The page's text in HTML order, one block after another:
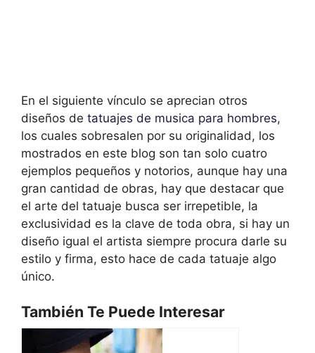
En el siguiente vínculo se aprecian otros
diseños de tatuajes de musica para hombres,
los cuales sobresalen por su originalidad, los
mostrados en este blog son tan solo cuatro
ejemplos pequeños y notorios, aunque hay una
gran cantidad de obras, hay que destacar que
el arte del tatuaje busca ser irrepetible, la
exclusividad es la clave de toda obra, si hay un
diseño igual el artista siempre procura darle su
estilo y firma, esto hace de cada tatuaje algo
único.
También Te Puede Interesar